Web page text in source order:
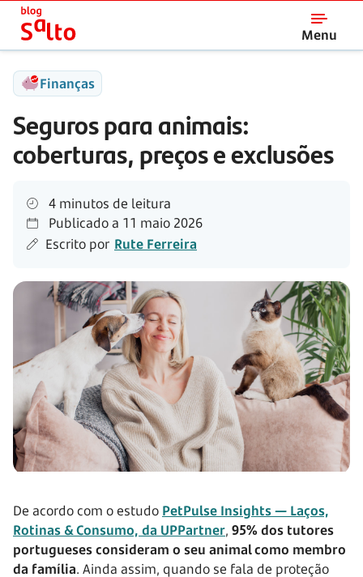
Menu
Salto
Finanças
Seguros para animais:
coberturas, preços e exclusões
4 minutos de leitura
Publicado a 11 maio 2026
Escrito por Rute Ferreira
De acordo com o estudo PetPulse Insights — Laços,
Rotinas & Consumo, da UPPartner, 95% dos tutores
portugueses consideram o seu animal como membro
da família. Ainda assim, quando se fala de proteção